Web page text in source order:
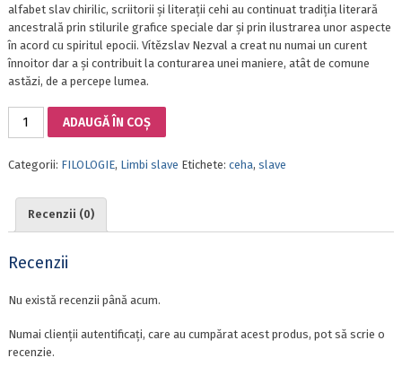
alfabet slav chirilic, scriitorii și literații cehi au continuat tradiția literară
ancestrală prin stilurile grafice speciale dar și prin ilustrarea unor aspecte
în acord cu spiritul epocii. Vítězslav Nezval a creat nu numai un curent
înnoitor dar a și contribuit la conturarea unei maniere, atât de comune
astăzi, de a percepe lumea.
Cantitate
A
NEZVAL
ADAUGĂ ÎN COȘ
Categorii: FILOLOGIE, Limbi slave Etichete: ceha, slave
Recenzii (0)
Recenzii
Nu există recenzii până acum.
Numai clienții autentificați, care au cumpărat acest produs, pot să scrie o
recenzie.